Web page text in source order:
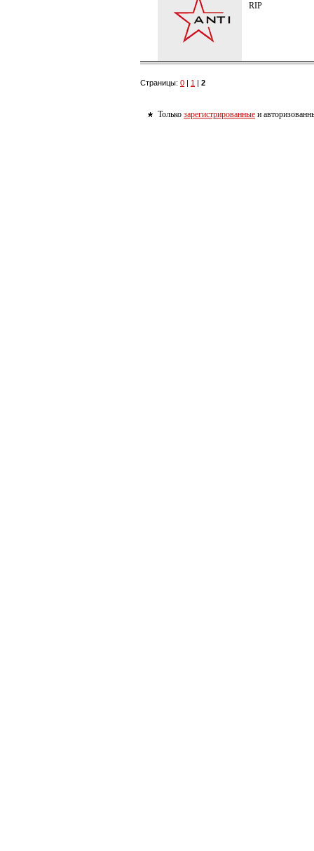
RIP
Страницы: 0 | 1 | 2
Только зарегистрированные и